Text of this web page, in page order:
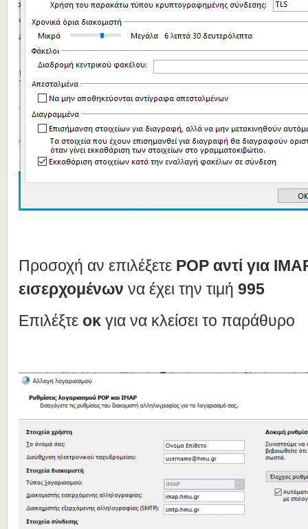
Προσοχή αν επιλέξετε POP αντί για
εισερχομένων να έχει την τιμή 995
Επιλέξτε οκ για να κλείσει το παράθυρο